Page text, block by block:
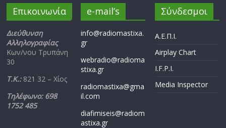
Επικοινωνία
Διεύθυνση
Αλληλογραφίας
Κων/νου Τρυπάνη
30
Τ.Κ.: 821 32 – Χίος
Τηλέφωνο: 698
1752 485
e-mail’s
info@radiomastixa.
gr
webradio@radioma
stixa.gr
radiomastixa@gma
il.com
diafimiseis@radiom
astixa.gr
Σύνδεσμοι
Α.Ε.Π.Ι.
Airplay Chart
I.F.P.I.
Media Inspector